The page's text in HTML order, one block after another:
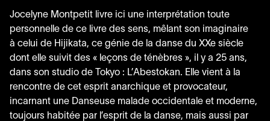
Jocelyne Montpetit livre ici une interprétation toute
personnelle de ce livre des sens, mêlant son imaginaire
à celui de Hijikata, ce génie de la danse du XXe siècle
dont elle suivit des « leçons de ténèbres », il y a 25 ans,
dans son studio de Tokyo : L’Abestokan. Elle vient à la
rencontre de cet esprit anarchique et provocateur,
incarnant une Danseuse malade occidentale et moderne,
toujours habitée par l’esprit de la danse, mais aussi par